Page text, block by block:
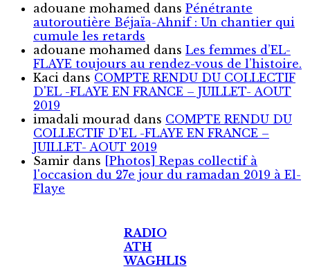
adouane mohamed dans Pénétrante
autoroutière Béjaïa-Ahnif : Un chantier qui
cumule les retards
adouane mohamed dans Les femmes d’EL-
FLAYE toujours au rendez-vous de l’histoire .
Kaci dans COMPTE RENDU DU COLLECTIF
D'EL -FLAYE EN FRANCE – JUILLET- AOUT
2019
imadali mourad dans COMPTE RENDU DU
COLLECTIF D'EL -FLAYE EN FRANCE –
JUILLET- AOUT 2019
Samir dans [Photos] Repas collectif à
l'occasion du 27e jour du ramadan 2019 à El-
Flaye
RADIO
ATH
WAGHLIS